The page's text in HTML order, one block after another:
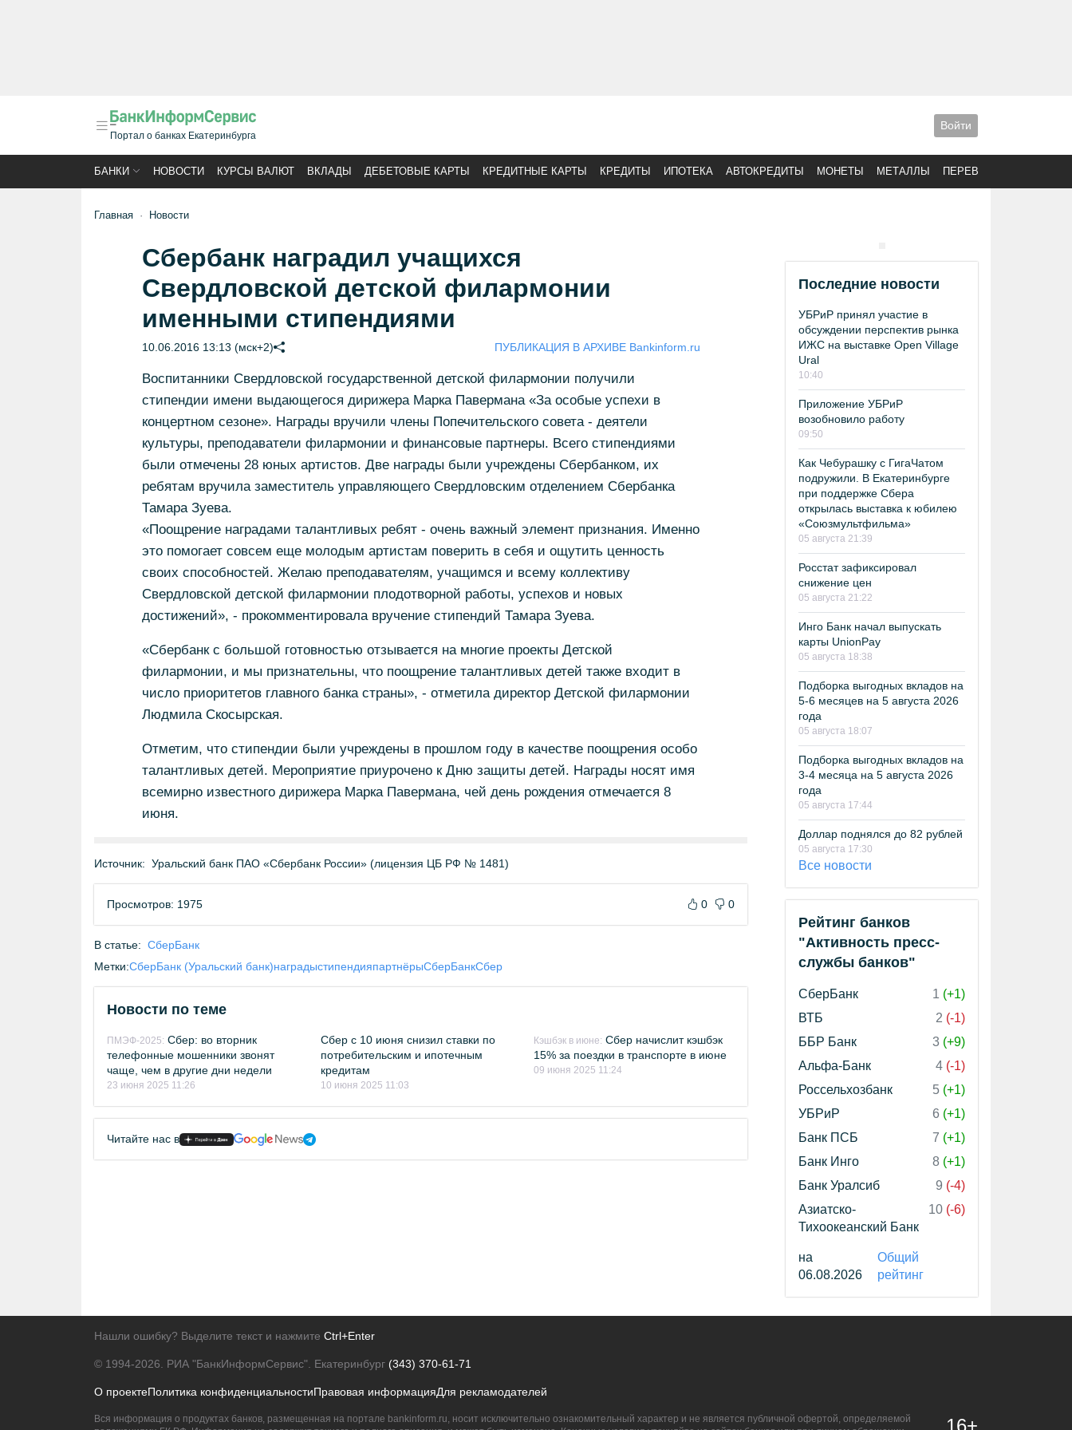
Портал о банках Екатеринбурга
Войти
БАНКИ НОВОСТИ КУРСЫ ВАЛЮТ ВКЛАДЫ ДЕБЕТОВЫЕ КАРТЫ КРЕДИТНЫЕ КАРТЫ КРЕДИТЫ ИПОТЕКА АВТОКРЕДИТЫ МОНЕТЫ МЕТАЛЛЫ ПЕРЕВОДЫ
Главная Новости
Сбербанк наградил учащихся
Свердловской детской филармонии
именными стипендиями
10.06.2016 13:13 (мск+2) ПУБЛИКАЦИЯ В АРХИВЕ Bankinform.ru
Воспитанники Свердловской государственной детской филармонии получили
стипендии имени выдающегося дирижера Марка Павермана «За особые успехи в
концертном сезоне». Награды вручили члены Попечительского совета - деятели
культуры, преподаватели филармонии и финансовые партнеры. Всего стипендиями
были отмечены 28 юных артистов. Две награды были учреждены Сбербанком, их
ребятам вручила заместитель управляющего Свердловским отделением Сбербанка
Тамара Зуева.
«Поощрение наградами талантливых ребят - очень важный элемент признания. Именно
это помогает совсем еще молодым артистам поверить в себя и ощутить ценность
своих способностей. Желаю преподавателям, учащимся и всему коллективу
Свердловской детской филармонии плодотворной работы, успехов и новых
достижений», - прокомментировала вручение стипендий Тамара Зуева.
«Сбербанк с большой готовностью отзывается на многие проекты Детской
филармонии, и мы признательны, что поощрение талантливых детей также входит в
число приоритетов главного банка страны», - отметила директор Детской филармонии
Людмила Скосырская.
Отметим, что стипендии были учреждены в прошлом году в качестве поощрения особо
талантливых детей. Мероприятие приурочено к Дню защиты детей. Награды носят имя
всемирно известного дирижера Марка Павермана, чей день рождения отмечается 8
июня.
Источник: Уральский банк ПАО «Сбербанк России» (лицензия ЦБ РФ № 1481)
Просмотров: 1975 0 0
В статье: СберБанк
Метки:СберБанк (Уральский банк)наградыстипендияпартнёрыСберБанкСбер
Новости по теме
ПМЭФ-2025: Сбер: во вторник
телефонные мошенники звонят
чаще, чем в другие дни недели
23 июня 2025 11:26
Сбер с 10 июня снизил ставки по
потребительским и ипотечным
кредитам
10 июня 2025 11:03
Кэшбэк в июне: Сбер начислит кэшбэк
15% за поездки в транспорте в июне
09 июня 2025 11:24
Читайте нас в
Последние новости
УБРиР принял участие в
обсуждении перспектив рынка
ИЖС на выставке Open Village
Ural
10:40
Приложение УБРиР
возобновило работу
09:50
Как Чебурашку с ГигаЧатом
подружили. В Екатеринбурге
при поддержке Сбера
открылась выставка к юбилею
«Союзмультфильма»
05 августа 21:39
Росстат зафиксировал
снижение цен
05 августа 21:22
Инго Банк начал выпускать
карты UnionPay
05 августа 18:38
Подборка выгодных вкладов на
5-6 месяцев на 5 августа 2026
года
05 августа 18:07
Подборка выгодных вкладов на
3-4 месяца на 5 августа 2026
года
05 августа 17:44
Доллар поднялся до 82 рублей
05 августа 17:30
Все новости
Рейтинг банков
"Активность пресс-
службы банков"
СберБанк 1 (+1)
ВТБ
2 (-1)
ББР Банк
3 (+9)
Альфа-Банк
4 (-1)
Россельхозбанк
5 (+1)
УБРиР
6 (+1)
Банк ПСБ
7 (+1)
Банк Инго
8 (+1)
Банк Уралсиб
9 (-4)
Азиатско-
Тихоокеанский Банк
10 (-6)
на
06.08.2026
Общий
рейтинг
Нашли ошибку? Выделите текст и нажмите Ctrl+Enter
© 1994-2026. РИА "БанкИнформСервис". Екатеринбург (343) 370-61-71
О проектеПолитика конфиденциальностиПравовая информацияДля рекламодателей
Вся информация о продуктах банков, размещенная на портале bankinform.ru, носит исключительно ознакомительный характер и не является публичной офертой, определяемой
16+